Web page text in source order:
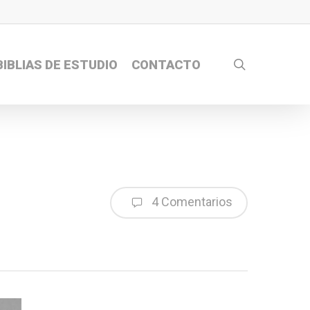
DE ESTUDIO CONTACTO
4 Comentarios